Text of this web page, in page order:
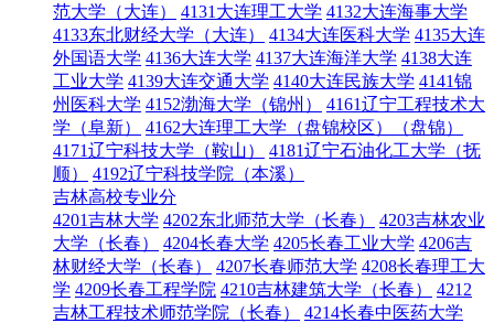
范大学（大连） 4131大连理工大学 4132大连海事大学
4133东北财经大学（大连）
4134大连医科大学 4135大连
外国语大学 4136大连大学 4137大连海洋大学 4138大连
工业大学 4139大连交通大学 4140大连民族大学 4141锦
州医科大学 4152渤海大学（锦州）
4161辽宁工程技术大
学（阜新）
4162大连理工大学（盘锦校区）（盘锦）
4171辽宁科技大学（鞍山）
4181辽宁石油化工大学（抚
顺）
4192辽宁科技学院（本溪）
吉林高校专业分
4201吉林大学 4202东北师范大学（长春）
4203吉林农业
大学（长春）
4204长春大学 4205长春工业大学 4206吉
林财经大学（长春）
4207长春师范大学 4208长春理工大
学 4209长春工程学院 4210吉林建筑大学（长春）
4212
吉林工程技术师范学院（长春）
4214长春中医药大学